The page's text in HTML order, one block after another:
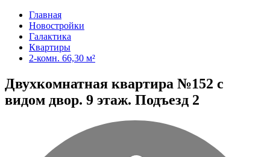
Главная
Новостройки
Галактика
Квартиры
2-комн. 66,30 м²
Двухкомнатная квартира №152 с
видом двор. 9 этаж. Подъезд 2